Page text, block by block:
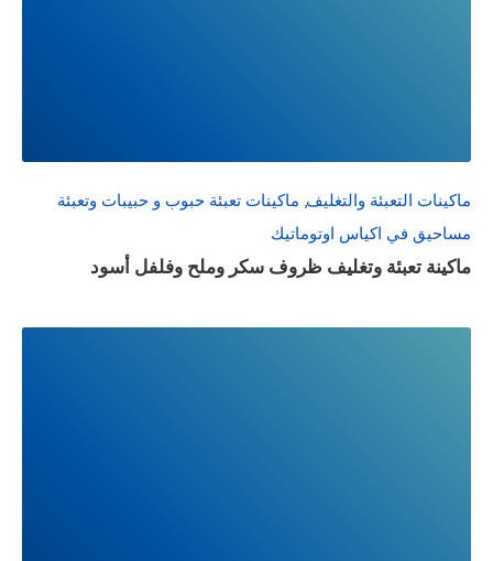
ماكينات التعبئة والتغليف ماكينات تعبئة حبوب و حبيبات وتعبئة
مساحيق في اكياس اوتوماتيك
ماكينة تعبئة وتغليف ظروف سكر وملح وفلفل أسود